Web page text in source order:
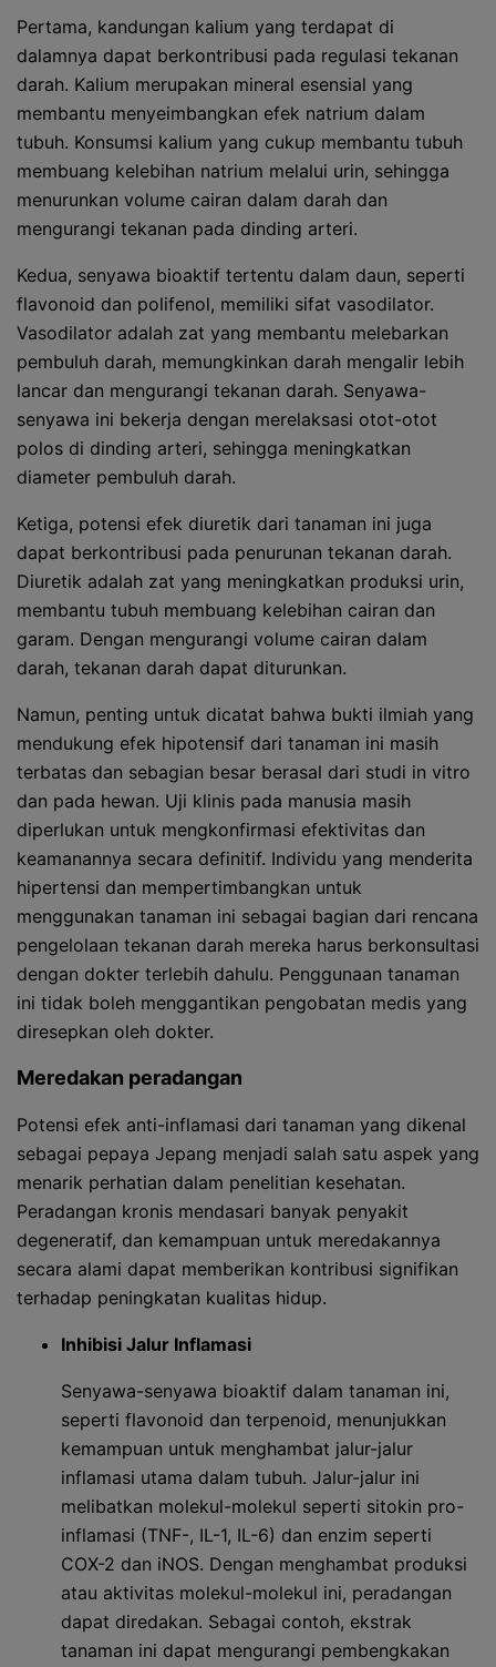
Pertama, kandungan kalium yang terdapat di
dalamnya dapat berkontribusi pada regulasi tekanan
darah. Kalium merupakan mineral esensial yang
membantu menyeimbangkan efek natrium dalam
tubuh. Konsumsi kalium yang cukup membantu tubuh
membuang kelebihan natrium melalui urin, sehingga
menurunkan volume cairan dalam darah dan
mengurangi tekanan pada dinding arteri.
Kedua, senyawa bioaktif tertentu dalam daun, seperti
flavonoid dan polifenol, memiliki sifat vasodilator.
Vasodilator adalah zat yang membantu melebarkan
pembuluh darah, memungkinkan darah mengalir lebih
lancar dan mengurangi tekanan darah. Senyawa-
senyawa ini bekerja dengan merelaksasi otot-otot
polos di dinding arteri, sehingga meningkatkan
diameter pembuluh darah.
Ketiga, potensi efek diuretik dari tanaman ini juga
dapat berkontribusi pada penurunan tekanan darah.
Diuretik adalah zat yang meningkatkan produksi urin,
membantu tubuh membuang kelebihan cairan dan
garam. Dengan mengurangi volume cairan dalam
darah, tekanan darah dapat diturunkan.
Namun, penting untuk dicatat bahwa bukti ilmiah yang
mendukung efek hipotensif dari tanaman ini masih
terbatas dan sebagian besar berasal dari studi in vitro
dan pada hewan. Uji klinis pada manusia masih
diperlukan untuk mengkonfirmasi efektivitas dan
keamanannya secara definitif. Individu yang menderita
hipertensi dan mempertimbangkan untuk
menggunakan tanaman ini sebagai bagian dari rencana
pengelolaan tekanan darah mereka harus berkonsultasi
dengan dokter terlebih dahulu. Penggunaan tanaman
ini tidak boleh menggantikan pengobatan medis yang
diresepkan oleh dokter.
Meredakan peradangan
Potensi efek anti-inflamasi dari tanaman yang dikenal
sebagai pepaya Jepang menjadi salah satu aspek yang
menarik perhatian dalam penelitian kesehatan.
Peradangan kronis mendasari banyak penyakit
degeneratif, dan kemampuan untuk meredakannya
secara alami dapat memberikan kontribusi signifikan
terhadap peningkatan kualitas hidup.
Inhibisi Jalur Inflamasi
Senyawa-senyawa bioaktif dalam tanaman ini,
seperti flavonoid dan terpenoid, menunjukkan
kemampuan untuk menghambat jalur-jalur
inflamasi utama dalam tubuh. Jalur-jalur ini
melibatkan molekul-molekul seperti sitokin pro-
inflamasi (TNF-, IL-1, IL-6) dan enzim seperti
COX-2 dan iNOS. Dengan menghambat produksi
atau aktivitas molekul-molekul ini, peradangan
dapat diredakan. Sebagai contoh, ekstrak
tanaman ini dapat mengurangi pembengkakan